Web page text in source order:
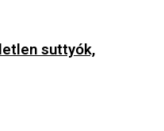
suttyók,